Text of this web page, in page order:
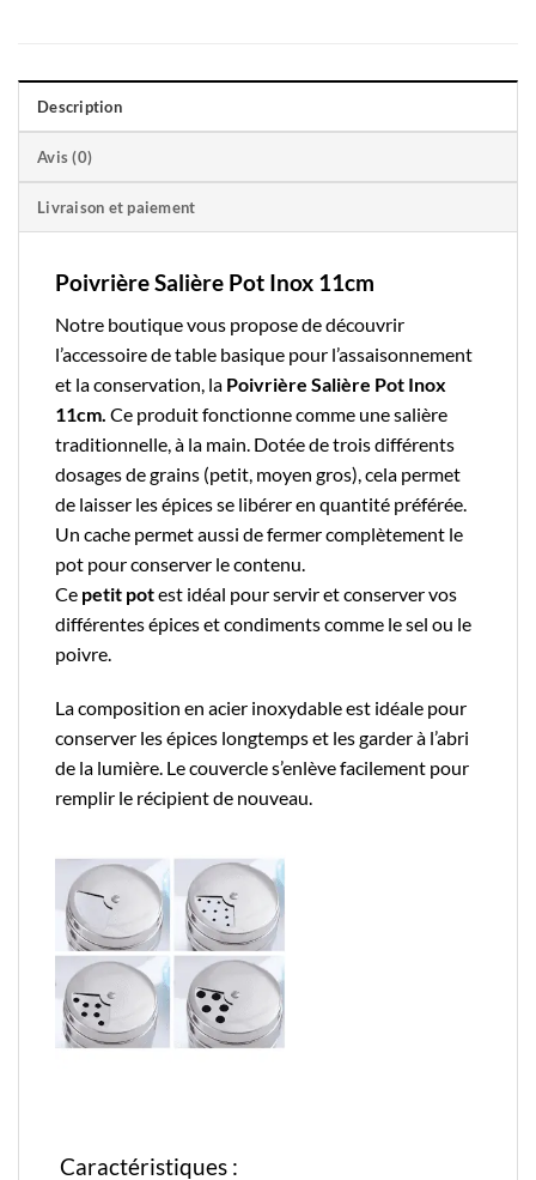
Description
Avis (0)
Livraison et paiement
Poivrière Salière Pot Inox 11cm
Notre boutiquevous propose de découvrir
l’accessoire de table basique pour l’assaisonnement
et la conservation, la Poivrière Salière Pot Inox
11cm. Ce produit fonctionne comme une salière
traditionnelle, à la main. Dotée de trois différents
dosages de grains (petit, moyen gros), cela permet
de laisser les épices se libérer en quantité préférée.
Un cache permet aussi de fermer complètement le
pot pour conserver le contenu.
Ce petit potest idéal pour servir et conserver vos
différentes épices et condiments comme le sel ou le
poivre.
La composition en acier inoxydable est idéale pour
conserver les épices longtemps et les garder à l’abri
de la lumière. Le couvercle s’enlève facilement pour
remplir le récipient de nouveau.
Caractéristiques :